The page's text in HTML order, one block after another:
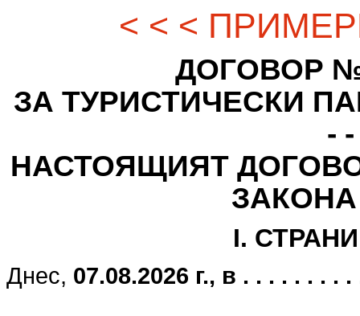
< < <
ДОГОВОР №
ЗА ТУРИСТИЧЕСКИ
-
НАСТОЯЩИЯТ
I.
Днес, 07.08.2026 г., в . . . . . . . .